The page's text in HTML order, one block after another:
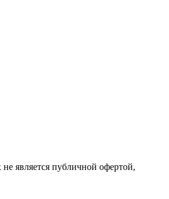
является публичной офертой,